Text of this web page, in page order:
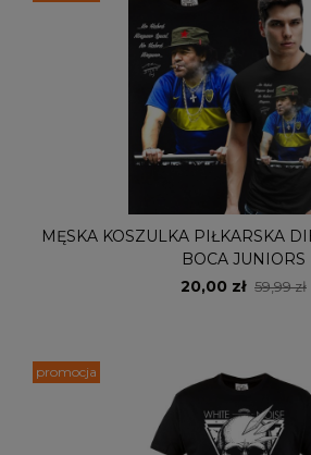
MĘSKA KOSZULKA PIŁKARSKA
BOCA JUNIORS
20,00 zł 59,99 zł
promocja